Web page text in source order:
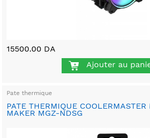
15500.00 DA
Ajouter au
Pate thermique
PATE THERMIQUE COOLERMASTER
MAKER MGZ-NDSG